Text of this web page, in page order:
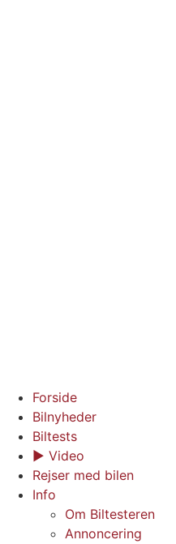
Forside
Bilnyheder
Biltests
▶︎ Video
Rejser med bilen
Info
Om Biltesteren
Annoncering